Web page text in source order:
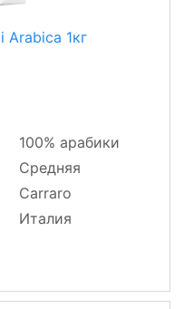
Arabica 1кг
100% арабики
Средняя
Carraro
Италия